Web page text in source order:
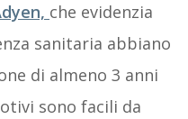
che evidenzia
sanitaria abbiano
di almeno 3 anni
sono facili da